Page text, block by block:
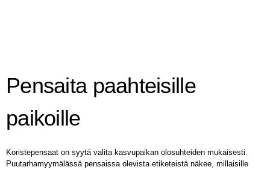
Pensaita paahteisille
paikoille
Koristepensaat on syytä valita kasvupaikan olosuhteiden mukaisesti.
Puutarhamyymälässä pensaissa olevista etiketeistä näkee, millaisille